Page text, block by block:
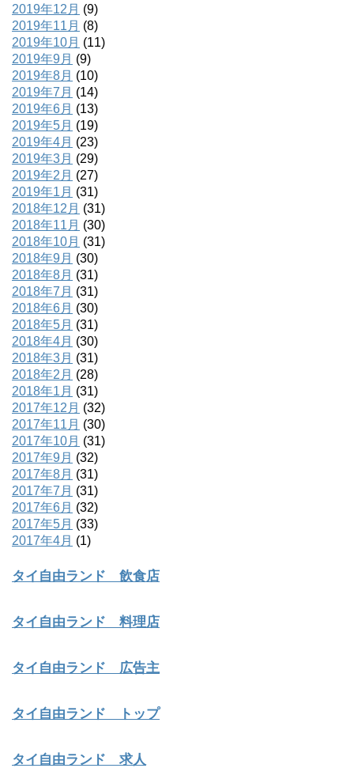
2019年12月 (9)
2019年11月 (8)
2019年10月 (11)
2019年9月 (9)
2019年8月 (10)
2019年7月 (14)
2019年6月 (13)
2019年5月 (19)
2019年4月 (23)
2019年3月 (29)
2019年2月 (27)
2019年1月 (31)
2018年12月 (31)
2018年11月 (30)
2018年10月 (31)
2018年9月 (30)
2018年8月 (31)
2018年7月 (31)
2018年6月 (30)
2018年5月 (31)
2018年4月 (30)
2018年3月 (31)
2018年2月 (28)
2018年1月 (31)
2017年12月 (32)
2017年11月 (30)
2017年10月 (31)
2017年9月 (32)
2017年8月 (31)
2017年7月 (31)
2017年6月 (32)
2017年5月 (33)
2017年4月 (1)
タイ自由ランド 飲食店
タイ自由ランド 料理店
タイ自由ランド 広告主
タイ自由ランド トップ
タイ自由ランド 求人